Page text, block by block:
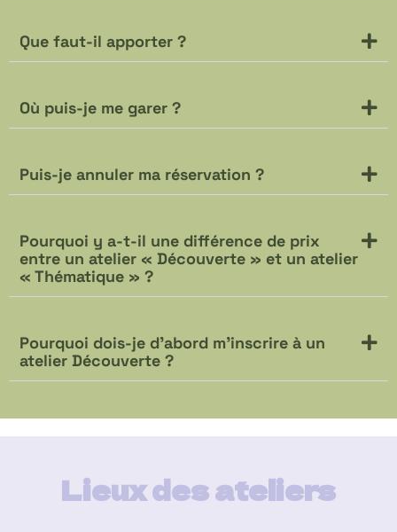
Que faut-il apporter ?
Où puis-je me garer ?
Puis-je annuler ma réservation ?
Pourquoi y a-t-il une différence de prix
entre un atelier « Découverte » et un atelier
« Thématique » ?
Pourquoi dois-je d’abord m’inscrire à un
atelier Découverte ?
Lieux des ateliers